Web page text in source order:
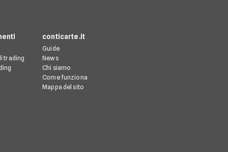
trading
conticarte.it
Guide
News
Chi siamo
Come funziona
Mappa del sito